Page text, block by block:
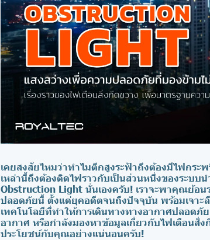
เคยสงสัยไหมว่าทำไมตึกสูงระฟ้าถึงต้องมีไฟกระ
เหล่านี้ถึงต้องติดไฟราวกับเป็นส่วนหนึ่งของระบบ
Obstruction Light นั่นเองครับ! เราจะพาคุณย้อ
ปลอดภัยนี้ ตั้งแต่ยุคอดีตจนถึงปัจจุบัน พร้อมเจาะ
เทคโนโลยีที่ทำให้การเดินทางทางอากาศปลอ
อากาศ หรือกำลังมองหาข้อมูลเกี่ยวกับไฟเตือนสิ่
ประโยชน์กับคุณอย่างแน่นอนครับ!